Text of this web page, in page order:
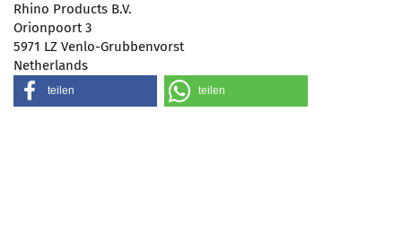
Rhino Products B.V.
Orionpoort 3
5971 LZ Venlo-Grubbenvorst
Netherlands
teilen teilen